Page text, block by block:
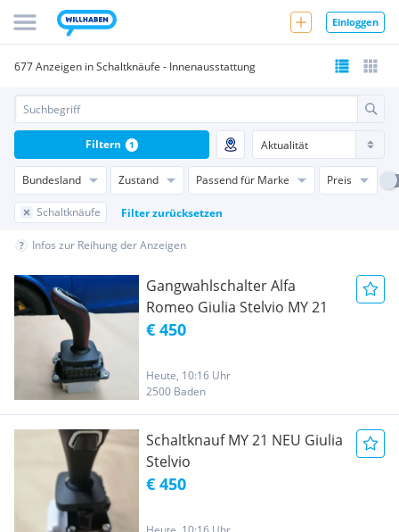
Einloggen
677 Anzeigen in Schaltknäufe - Innenausstattung
Bundesland Zustand Passend für Marke Preis
Schaltknäufe Filter zurücksetzen
Filtern 1
Infos zur Reihung der Anzeigen
Gangwahlschalter Alfa
Romeo Giulia Stelvio MY 21
€ 450
Heute, 10:16 Uhr
2500 Baden
Schaltknauf MY 21 NEU Giulia
Stelvio
€ 450